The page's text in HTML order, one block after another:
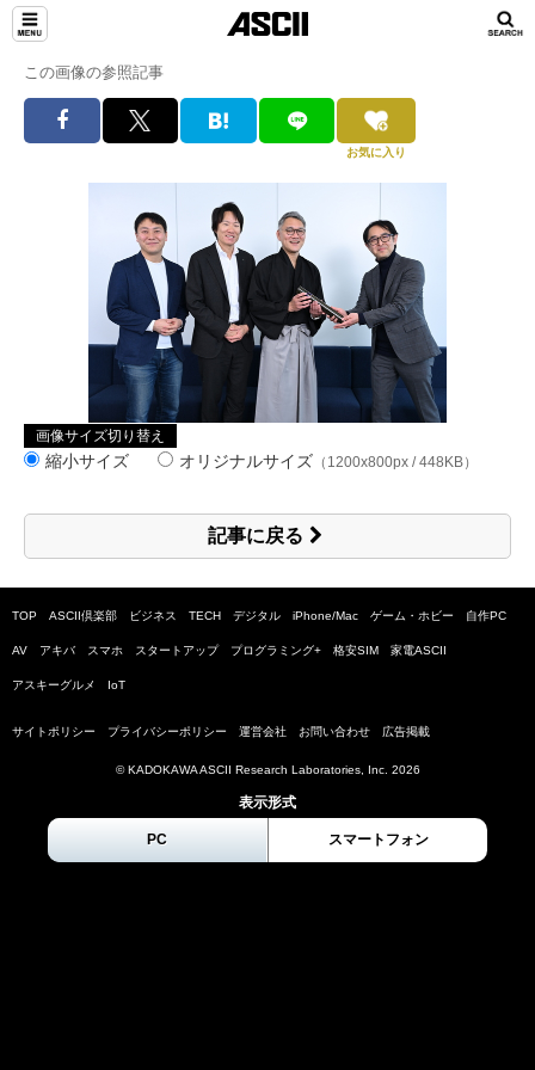
この画像の参照記事
お気に入り
画像サイズ切り替え
縮小サイズ オリジナルサイズ （1200x800px / 448KB）
記事に戻る
TOP ASCII倶楽部 ビジネス TECH デジタル iPhone/Mac ゲーム・ホビー 自作PC
AV アキバ スマホ スタートアップ プログラミング+ 格安SIM 家電ASCII
アスキーグルメ IoT
サイトポリシー プライバシーポリシー 運営会社 お問い合わせ 広告掲載
© KADOKAWA ASCII Research Laboratories, Inc. 2026
表示形式
PC スマートフォン